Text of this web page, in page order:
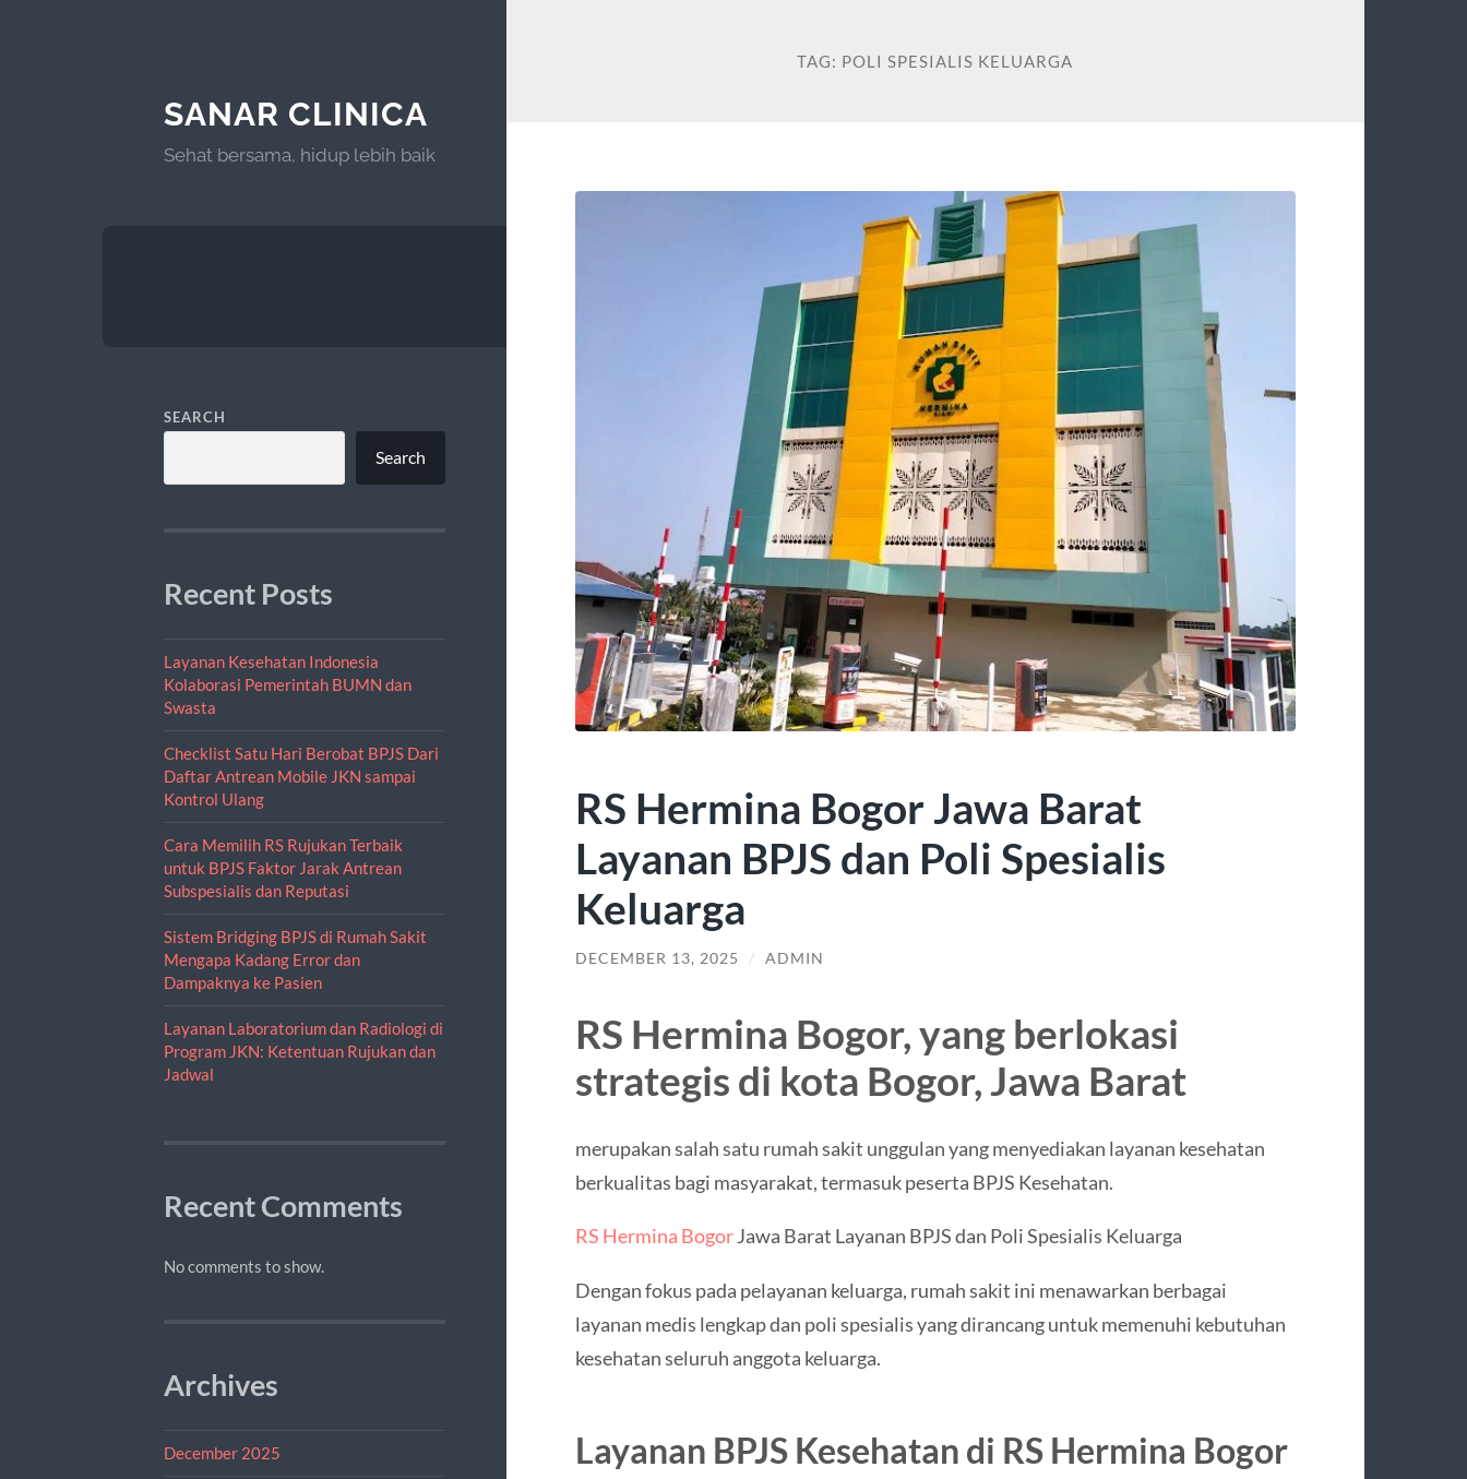
SANAR CLINICA
Sehat bersama, hidup lebih baik
SEARCH
Search
Recent Posts
Layanan Kesehatan Indonesia
Kolaborasi Pemerintah BUMN dan
Swasta
Checklist Satu Hari Berobat BPJS Dari
Daftar Antrean Mobile JKN sampai
Kontrol Ulang
Cara Memilih RS Rujukan Terbaik
untuk BPJS Faktor Jarak Antrean
Subspesialis dan Reputasi
Sistem Bridging BPJS di Rumah Sakit
Mengapa Kadang Error dan
Dampaknya ke Pasien
Layanan Laboratorium dan Radiologi di
Program JKN: Ketentuan Rujukan dan
Jadwal
Recent Comments
No comments to show.
Archives
December 2025
TAG: POLI SPESIALIS KELUARGA
RS Hermina Bogor Jawa Barat
Layanan BPJS dan Poli Spesialis
Keluarga
DECEMBER 13, 2025 / ADMIN
RS Hermina Bogor, yang berlokasi
strategis di kota Bogor, Jawa Barat
merupakan salah satu rumah sakit unggulan yang menyediakan layanan kesehatan
berkualitas bagi masyarakat, termasuk peserta BPJS Kesehatan.
RS Hermina BogorJawa Barat Layanan BPJS dan Poli Spesialis Keluarga
Dengan fokus pada pelayanan keluarga, rumah sakit ini menawarkan berbagai
layanan medis lengkap dan poli spesialis yang dirancang untuk memenuhi kebutuhan
kesehatan seluruh anggota keluarga.
Layanan BPJS Kesehatan di RS Hermina Bogor